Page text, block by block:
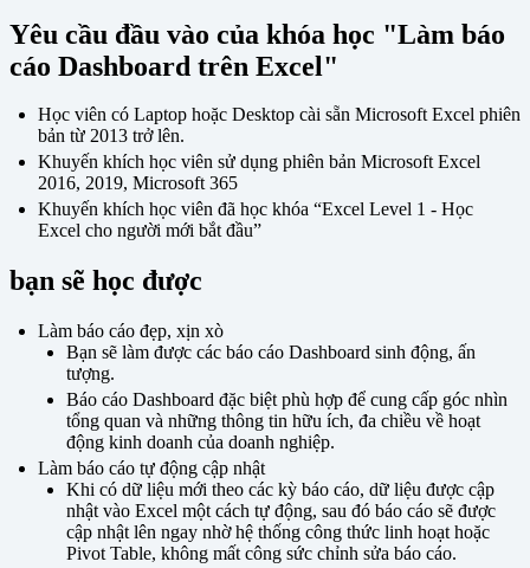
Yêu cầu đầu vào của khóa học "Làm báo
cáo Dashboard trên Excel"
Học viên có Laptop hoặc Desktop cài sẵn Microsoft Excel phiên
bản từ 2013 trở lên.
Khuyến khích học viên sử dụng phiên bản Microsoft Excel
2016, 2019, Microsoft 365
Khuyến khích học viên đã học khóa “Excel Level 1 - Học
Excel cho người mới bắt đầu”
bạn sẽ học được
Làm báo cáo đẹp, xịn xò
Bạn sẽ làm được các báo cáo Dashboard sinh động, ấn
tượng.
Báo cáo Dashboard đặc biệt phù hợp để cung cấp góc nhìn
tổng quan và những thông tin hữu ích, đa chiều về hoạt
động kinh doanh của doanh nghiệp.
Làm báo cáo tự động cập nhật
Khi có dữ liệu mới theo các kỳ báo cáo, dữ liệu được cập
nhật vào Excel một cách tự động, sau đó báo cáo sẽ được
cập nhật lên ngay nhờ hệ thống công thức linh hoạt hoặc
Pivot Table, không mất công sức chỉnh sửa báo cáo.